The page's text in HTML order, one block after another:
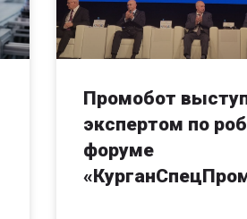
Промобот
экспертом по
форуме